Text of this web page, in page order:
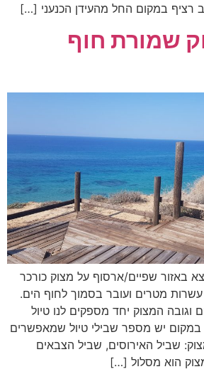
רציף במקום החל מהעידן הכנעני […]
שמורת חוף
באזור שפיים/ארסוף על מצוק כורכר
מטרים ועובר בסמוך לחוף הים.
המצוק יחד מספקים לנו טיול
יש מספר שבילי טיול שמאפשרים
שביל האירוסים, שביל הצבאים
הוא מסלול […]